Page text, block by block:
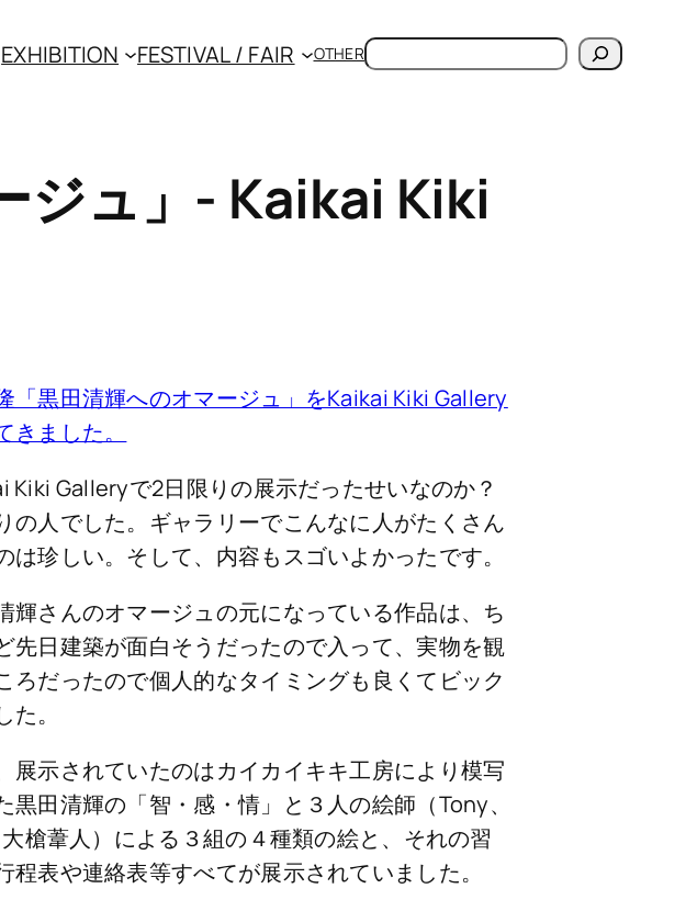
EXHIBITION FESTIVAL / FAIR OTHER検
ジュ」- Kaikai Kiki
「黒田清輝へのオマージュ」をKaikai Kiki Gallery
きました。
Kiki Galleryで2日限りの展示だったせいなのか？
の人でした。ギャラリーでこんなに人がたくさん
は珍しい。そして、内容もスゴいよかったです。
輝さんのオマージュの元になっている作品は、ち
先日建築が面白そうだったので入って、実物を観
ろだったので個人的なタイミングも良くてビック
た。
展示されていたのはカイカイキキ工房により模写
黒田清輝の「智・感・情」と３人の絵師（Tony、
大槍葦人）による３組の４種類の絵と、それの習
程表や連絡表等すべてが展示されていました。